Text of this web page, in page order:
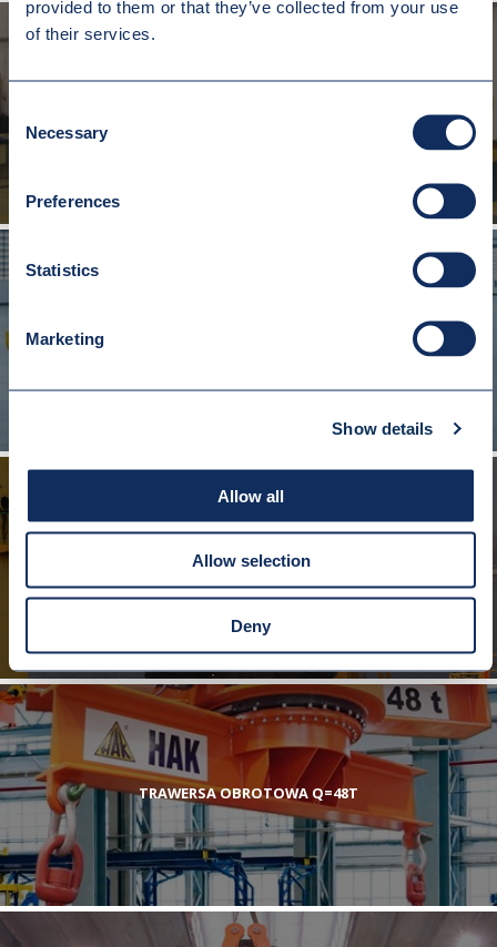
provided to them or that they’ve collected from your use
of their services.
Selection
Necessary
Preferences
Statistics
Marketing
Show details
Allow all
Allow selection
Deny
TRAWERSA KRZYŻOWA Q=50T
TRAWERSA OBROTOWA Q=48T